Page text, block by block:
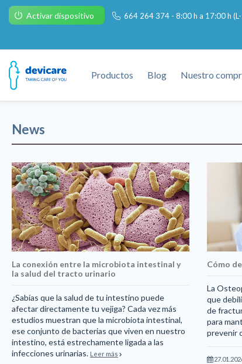
Activar dispositivo 664 264 374 - 8:00 h a 17:00 h
Productos Blog Nuestro
News
La conexión entre la microbiota intestinal y
la salud del tracto urinario
¿Sabías que la salud de tu intestino puede
afectar directamente tu vejiga? Cada vez más
estudios muestran que la microbiota intestinal,
ese conjunto de bacterias que viven en nuestro
intestino, está estrechamente ligada a las
infecciones urinarias. Leer más
Cómo
La
que
de
para
prevenir